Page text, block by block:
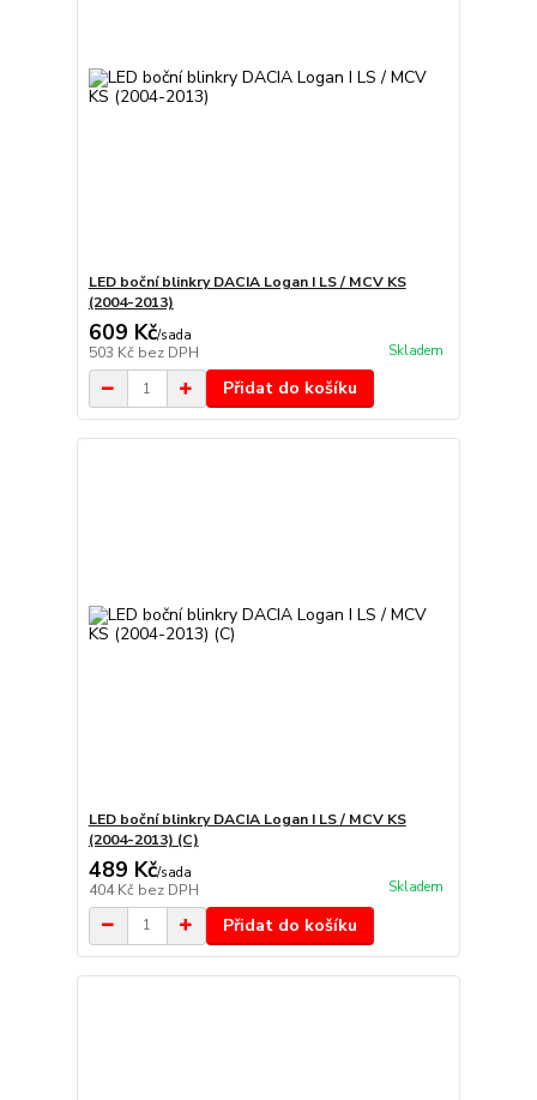
LED boční blinkry DACIA Logan I LS / MCV KS
(2004-2013)
609 Kč/sada
503 Kč bez DPH Skladem
Přidat do košíku
LED boční blinkry DACIA Logan I LS / MCV KS
(2004-2013) (C)
489 Kč/sada
404 Kč bez DPH Skladem
Přidat do košíku